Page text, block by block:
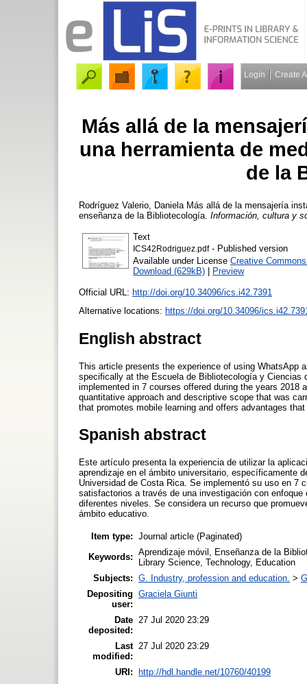
Login Create
Más allá de la
una herramienta de
de la
Rodríguez Valerio, Daniela Más allá de la mensajería
enseñanza de la Bibliotecología. Información, cultura y
Text
ICS42Rodriguez.pdf- Published version
Available under License Creative
Download (629kB) | Preview
Official URL: http://doi.org/10.34096/ics.i42.7391
Alternative locations: https://doi.org/10.34096/
English abstract
This article presents the experience of using WhatsApp
specifically at the Escuela de Bibliotecología y
implemented in 7 courses offered during the years
quantitative approach and descriptive scope that was
that promotes mobile learning and offers advantages
Spanish abstract
Este artículo presenta la experiencia de utilizar la
aprendizaje en el ámbito universitario, específicamente
Universidad de Costa Rica. Se implementó su uso en 7
satisfactorios a través de una investigación con
diferentes niveles. Se considera un recurso que
ámbito educativo.
Item type: Journal article (Paginated)
Keywords: Aprendizaje móvil, Enseñanza de la
Library Science, Technology, Education
Subjects: G. Industry, profession and education. >
Depositing
user:
Graciela Giunti
Date
deposited:
27 Jul 2020 23:29
Last
modified:
27 Jul 2020 23:29
URI: http://hdl.handle.net/10760/40199